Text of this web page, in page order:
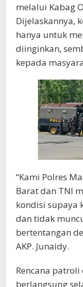
melalui Kabag
Dijelaskannya,
hanya untuk
diinginkan,
kepada
“Kami Polres
Barat dan TNI
kondisi supaya
dan tidak
bertentangan
AKP. Junaidy.
Rencana
berlangsung